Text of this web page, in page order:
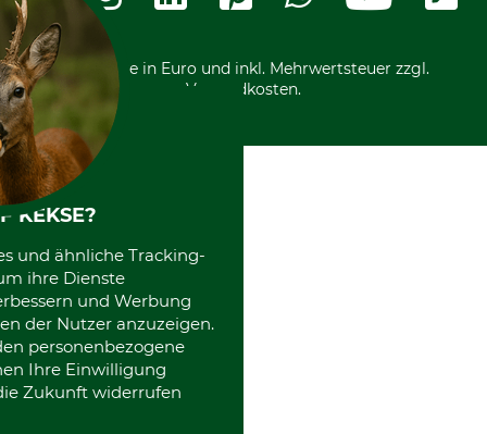
Nachhaltigkeit
Entsorgung und Umwelt
Datenschutz Print
Motorgeräteshop
Über uns
Community
International
Kooperationen
Alle Preise in Euro und inkl. Mehrwertsteuer zzgl.
Versandkosten.
KEKSE?
und ähnliche Tracking-
ihre Dienste
und Werbung
der Nutzer anzuzeigen.
personenbezogene
Ihre Einwilligung
Zukunft widerrufen